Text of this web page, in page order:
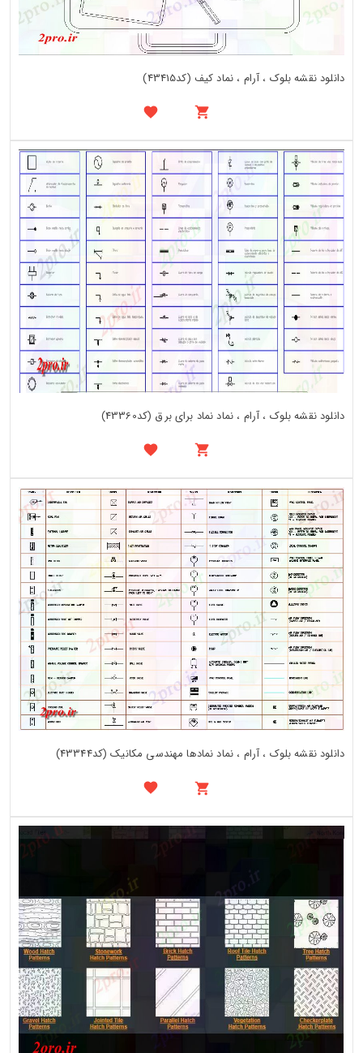
دانلود نقشه بلوک ، آرام ، نماد کیف (کد43415)
دانلود نقشه بلوک ، آرام ، نماد نماد برای برق (کد43360)
دانلود نقشه بلوک ، آرام ، نماد نمادها مهندسی مکانیک (کد43344)